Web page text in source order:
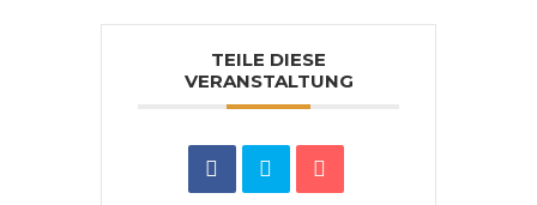
TEILE DIESE
VERANSTALTUNG